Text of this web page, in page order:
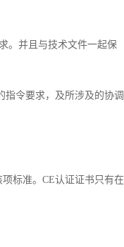
。并且与技术文件一起保
令要求，及所涉及的协调
标准。CE认证证书只有在